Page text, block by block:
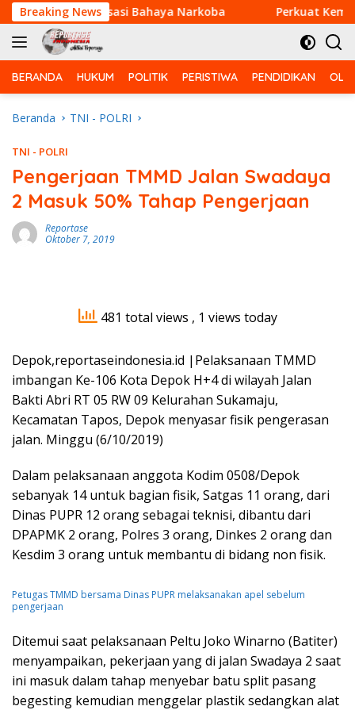
Langsung
ke
konten
Breaking News
Sosialisasi Bahaya Narkoba Perkuat
BERANDA HUKUM POLITIK PERISTIWA PENDIDIKAN
Beranda TNI - POLRI
TNI - POLRI
Pengerjaan TMMD Jalan Swadaya
2 Masuk 50% Tahap Pengerjaan
Reportase
Oktober 7, 2019
481 total views , 1 views today
Depok,reportaseindonesia.id |Pelaksanaan TMMD
imbangan Ke-106 Kota Depok H+4 di wilayah Jalan
Bakti Abri RT 05 RW 09 Kelurahan Sukamaju,
Kecamatan Tapos, Depok menyasar fisik pengerasan
jalan. Minggu (6/10/2019)
Dalam pelaksanaan anggota Kodim 0508/Depok
sebanyak 14 untuk bagian fisik, Satgas 11 orang, dari
Dinas PUPR 12 orang sebagai teknisi, dibantu dari
DPAPMK 2 orang, Polres 3 orang, Dinkes 2 orang dan
Kesdim 3 orang untuk membantu di bidang non fisik.
Petugas TMMD bersama Dinas PUPR melaksanakan apel sebelum
pengerjaan
Ditemui saat pelaksanaan Peltu Joko Winarno (Batiter)
menyampaikan, pekerjaan yang di jalan Swadaya 2 saat
ini masuk dalam tahap menyebar batu split pasang
begesting kemudian menggelar plastik sedangkan alat